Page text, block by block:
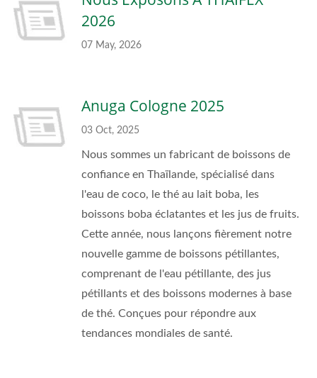
2026
07 May, 2026
Anuga Cologne 2025
03 Oct, 2025
Nous sommes un fabricant de boissons de
confiance en Thaïlande, spécialisé dans
l'eau de coco, le thé au lait boba, les
boissons boba éclatantes et les jus de fruits.
Cette année, nous lançons fièrement notre
nouvelle gamme de boissons pétillantes,
comprenant de l'eau pétillante, des jus
pétillants et des boissons modernes à base
de thé. Conçues pour répondre aux
tendances mondiales de santé.